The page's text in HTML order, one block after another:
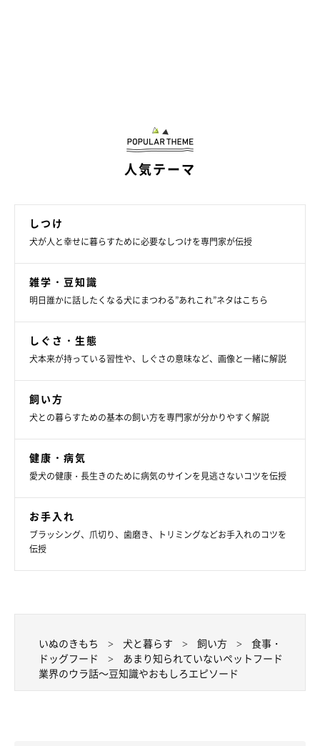
人気テーマ
しつけ
犬が人と幸せに暮らすために必要なしつけを専門家が伝授
雑学・豆知識
明日誰かに話したくなる犬にまつわる”あれこれ”ネタはこちら
しぐさ・生態
犬本来が持っている習性や、しぐさの意味など、画像と一緒に解説
飼い方
犬との暮らすための基本の飼い方を専門家が分かりやすく解説
健康・病気
愛犬の健康・長生きのために病気のサインを見逃さないコツを伝授
お手入れ
ブラッシング、爪切り、歯磨き、トリミングなどお手入れのコツを
伝授
いぬのきもち 犬と暮らす 飼い方
食事・
ドッグフード
あまり知られていないペットフード
業界のウラ話～豆知識やおもしろエピソード